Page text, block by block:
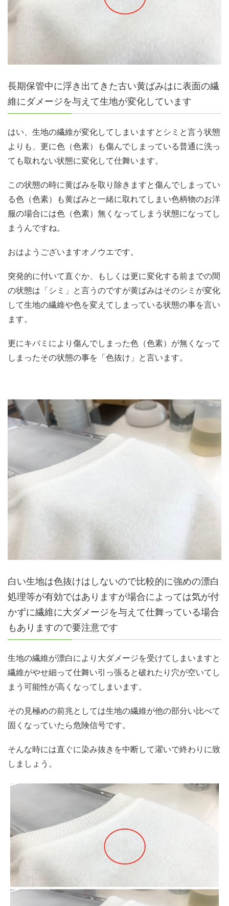
長期保管中に浮き出てきた古い黄ばみはに表面の繊
維にダメージを与えて生地が変化しています
はい、生地の繊維が変化してしまいますとシミと言う状態
よりも、更に色（色素）も傷んでしまっている普通に洗っ
ても取れない状態に変化して仕舞います。
この状態の時に黄ばみを取り除きますと傷んでしまってい
る色（色素）も黄ばみと一緒に取れてしまい色柄物のお洋
服の場合には色（色素）無くなってしまう状態になってし
まうんですね。
おはようございますオノウエです。
突発的に付いて直ぐか、もしくは更に変化する前までの間
の状態は「シミ」と言うのですが黄ばみはそのシミが変化
して生地の繊維や色を変えてしまっている状態の事を言い
ます。
更にキバミにより傷んでしまった色（色素）が無くなって
しまったその状態の事を「色抜け」と言います。
白い生地は色抜けはしないので比較的に強めの漂白
処理等が有効ではありますが場合によっては気が付
かずに繊維に大ダメージを与えて仕舞っている場合
もありますので要注意です
生地の繊維が漂白により大ダメージを受けてしまいますと
繊維がやせ細って仕舞い引っ張ると破れたり穴が空いてし
まう可能性が高くなってしまいます。
その見極めの前兆としては生地の繊維が他の部分い比べて
固くなっていたら危険信号です。
そんな時には直ぐに染み抜きを中断して濯いで終わりに致
しましょう。